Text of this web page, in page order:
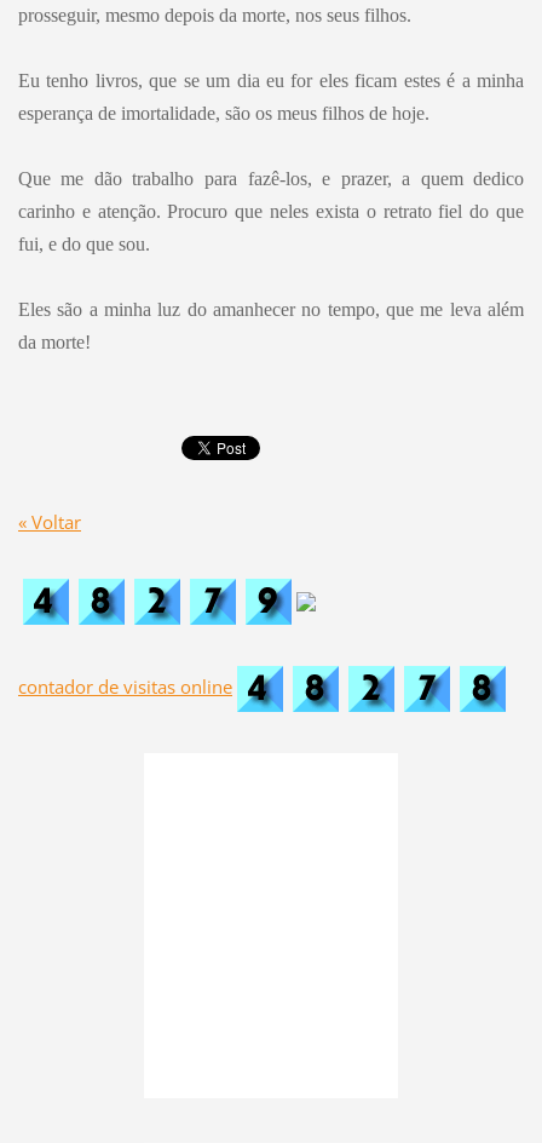
prosseguir, mesmo depois da morte, nos seus filhos.
Eu tenho livros, que se um dia eu for eles ficam estes é a minha
esperança de imortalidade, são os meus filhos de hoje.
Que me dão trabalho para fazê-los, e prazer, a quem dedico
carinho e atenção. Procuro que neles exista o retrato fiel do que
fui, e do que sou.
Eles são a minha luz do amanhecer no tempo, que me leva além
da morte!
« Voltar
contador de visitas online